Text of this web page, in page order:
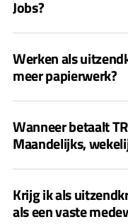
Jobs?
Werken als
meer papierwerk?
Wanneer betaalt
Maandelijks,
Krijg ik als
als een vaste